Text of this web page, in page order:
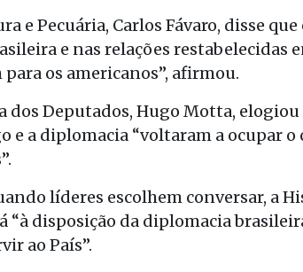
e Pecuária, Carlos Fávaro, disse
e nas relações restabelecidas
os americanos”, afirmou.
dos Deputados, Hugo Motta,
e a diplomacia “voltaram a ocupar o
líderes escolhem conversar, a
“à disposição da diplomacia
ao País”.